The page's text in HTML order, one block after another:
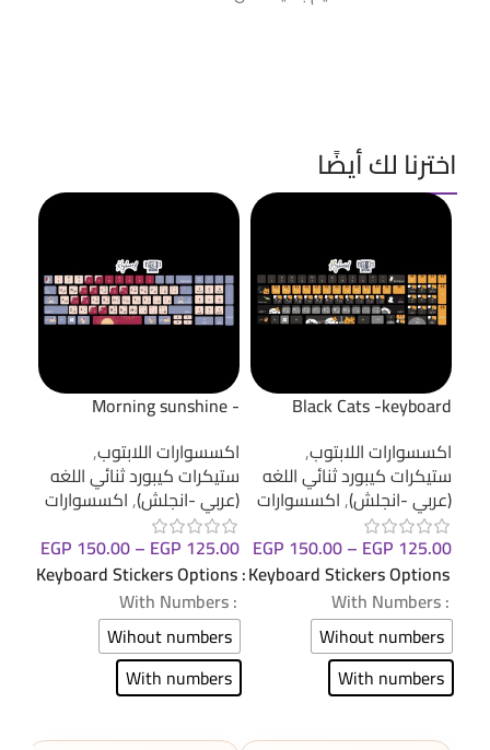
اخترنا لك أيضًا
Black Cats -keyboard
اكسسوارات اللابتوب,
ستيكرات كيبورد ثنائي اللغه
(عربي -انجلش),اكسسوارات
EGP 125.00
–
EGP 150.00
Keyboard Stickers Options
: With Numbers
Wihout numbers
With numbers
Morning sunshine -
اكسسوارات اللابتوب,
ستيكرات كيبورد ثنائي اللغه
(عربي -انجلش),اكسسوارات
EGP 125.00
–
EGP 150.00
Keyboard Stickers Options
: With Numbers
Wihout numbers
With numbers